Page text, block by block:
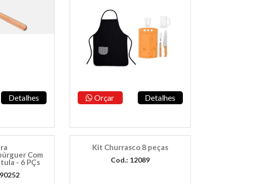
Detalhes Orçar Detalhes
Com
- 6 PÇs
Kit Churrasco 8 peças
Cod.: 12089